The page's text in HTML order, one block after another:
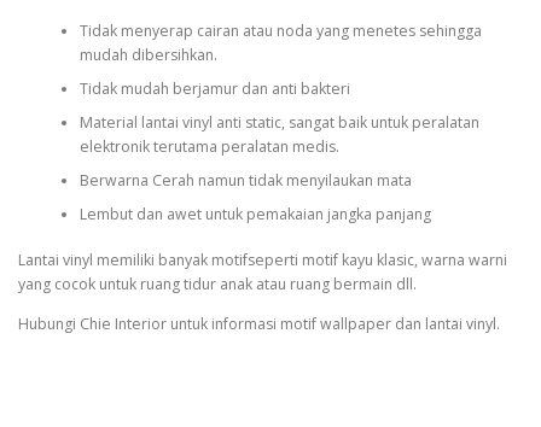
Tidak menyerap cairan atau noda yang menetes sehingga
mudah dibersihkan.
Tidak mudah berjamur dan anti bakteri
Material lantai vinyl anti static, sangat baik untuk peralatan
elektronik terutama peralatan medis.
Berwarna Cerah namun tidak menyilaukan mata
Lembut dan awet untuk pemakaian jangka panjang
Lantai vinyl memiliki banyak motifseperti motif kayu klasic, warna warni
yang cocok untuk ruang tidur anak atau ruang bermain dll.
Hubungi Chie Interior untuk informasi motif wallpaper dan lantai vinyl.